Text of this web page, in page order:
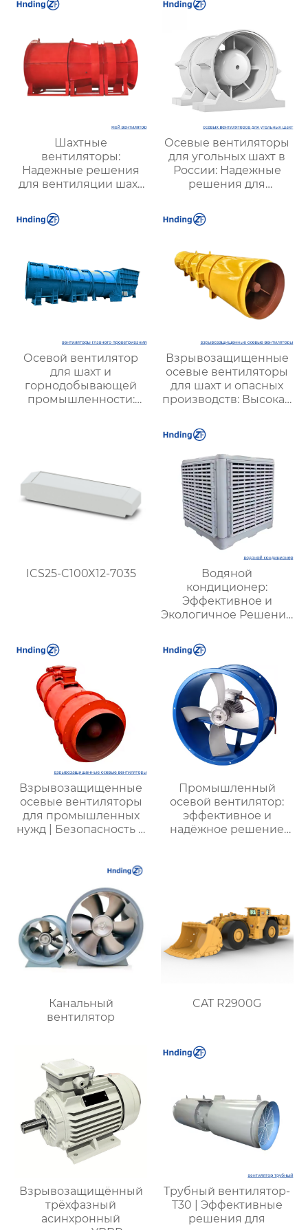
Шахтные
вентиляторы:
Надежные решения
для вентиляции шахт
| Купить с доставкой
Осевые вентиляторы
для угольных шахт в
России: Надежные
решения для
вентиляции и
безопасности
Осевой вентилятор
для шахт и
горнодобывающей
промышленности:
Взрывозащищенные
осевые вентиляторы
для шахт и опасных
производств: Высокая
безопасность
ICS25-C100X12-7035
Водяной
кондиционер:
Эффективное и
Экологичное Решение
Вашего Пространства
Взрывозащищенные
осевые вентиляторы
для промышленных
нужд | Безопасность и
Промышленный
осевой вентилятор:
эффективное и
надёжное решение
Канальный
вентилятор
CAT R2900G
Взрывозащищённый
трёхфазный
асинхронный
Трубный вентилятор-
T30 | Эффективные
решения для